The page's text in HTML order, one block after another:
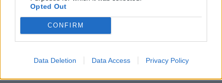
Opted Out
CONFIRM
Data Deletion Data Access Privacy Policy